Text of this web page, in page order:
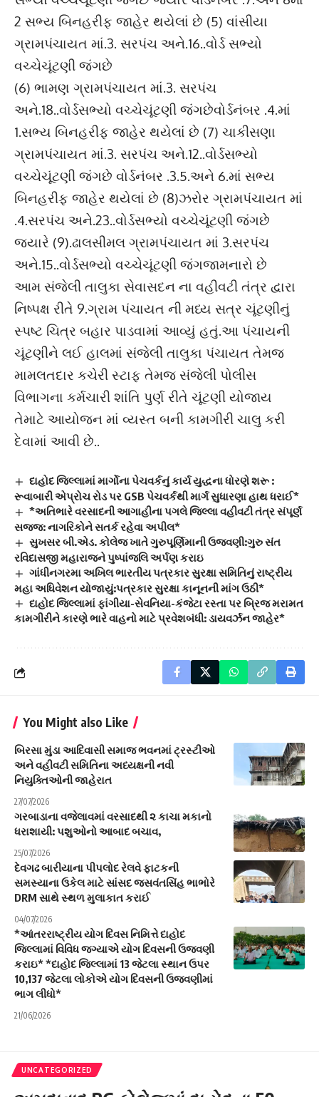
2 સભ્ય બિનહરીફ જાહેર થયેલાં છે (5) વાંસીયા
ગ્રામપંચાયત માં.3. સરપંચ અને.16..વોર્ડ સભ્યો
વચ્ચેચૂંટણી જંગછે
(6) ભામણ ગ્રામપંચાયત માં.3. સરપંચ
અને.18..વોર્ડસભ્યો વચ્ચેચૂંટણી જંગછેવોર્ડનંબર .4.માં
1.સભ્ય બિનહરીફ જાહેર થયેલાં છે (7) ચાકીસણા
ગ્રામપંચાયત માં.3. સરપંચ અને.12..વોર્ડસભ્યો
વચ્ચેચૂંટણી જંગછે વોર્ડનંબર .3.5.અને 6.માં સભ્ય
બિનહરીફ જાહેર થયેલાં છે (8)ઝરોર ગ્રામપંચાયત માં
.4.સરપંચ અને.23..વોર્ડસભ્યો વચ્ચેચૂંટણી જંગછે
જયારે (9).ઢાલસીમલ ગ્રામપંચાયત માં 3.સરપંચ
અને.15..વોર્ડસભ્યો વચ્ચેચૂંટણી જંગજામનારો છે
આમ સંજેલી તાલુકા સેવાસદન ના વહીવટી તંત્ર દ્વારા
નિષ્પક્ષ રીતે 9.ગ્રામ પંચાયત ની મધ્ય સત્ર ચૂંટણીનું
સ્પષ્ટ ચિત્ર બહાર પાડવામાં આવ્યું હતું.આ પંચાયની
ચૂંટણીને લઈ હાલમાં સંજેલી તાલુકા પંચાયત તેમજ
મામલતદાર કચેરી સ્ટાફ તેમજ સંજેલી પોલીસ
વિભાગના કર્મચારી શાંતિ પુર્ણ રીતે ચૂંટણી યોજાય
તેમાટે આયોજન માં વ્યસ્ત બની કામગીરી ચાલુ કરી
દેવામાં આવી છે..
દાહોદ જિલ્લામાં માર્ગોના પેચવર્કનું કાર્ય યુદ્ધના ધોરણે શરૂ :
રૂવાબારી એપ્રોચ રોડ પર GSB પેચવર્કથી માર્ગ સુધારણા હાથ ધરાઈ*
*અતિભારે વરસાદની આગાહીના પગલે જિલ્લા વહીવટી તંત્ર સંપૂર્ણ
સજ્જ: નાગરિકોને સતર્ક રહેવા અપીલ*
સુખસર બી.એડ. કોલેજ ખાતે ગુરુપૂર્ણિમાની ઉજવણી:ગુરુ સંત
રવિદાસજી મહારાજને પુષ્પાંજલિ અર્પણ કરાઇ
ગાંધીનગરમા અખિલ ભારતીય પત્રકાર સુરક્ષા સમિતિનું રાષ્ટ્રીય
મહા અધિવેશન યોજાયું:પત્રકાર સુરક્ષા કાનૂનની માંગ ઉઠી*
દાહોદ જિલ્લામાં ફાંગીયા-સેવનિયા-કંજેટા રસ્તા પર બ્રિજ મરામત
કામગીરીને કારણે ભારે વાહનો માટે પ્રવેશબંધી: ડાયવર્ઝન જાહેર*
You Might also Like
બિરસા મુંડા આદિવાસી સમાજ ભવનમાં ટ્રસ્ટીઓ
અને વહીવટી સમિતિના અધ્યક્ષની નવી
નિયુક્તિઓની જાહેરાત
27/07/2026
ગરબાડાના વજેલાવમાં વરસાદથી ૨ કાચા મકાનો
ધરાશાયી: પશુઓનો આબાદ બચાવ,
25/07/2026
દેવગઢ બારીયાના પીપલોદ રેલવે ફાટકની
સમસ્યાના ઉકેલ માટે સાંસદ જસવંતસિંહ ભાભોરે
DRM સાથે સ્થળ મુલાકાત કરાઈ
04/07/2026
*આંતરરાષ્ટ્રીય યોગ દિવસ નિમિત્તે દાહોદ
જિલ્લામાં વિવિધ જગ્યાએ યોગ દિવસની ઉજવણી
કરાઇ* *દાહોદ જિલ્લામાં 13 જેટલા સ્થાન ઉપર
10,137 જેટલા લોકોએ યોગ દિવસની ઉજવણીમાં
ભાગ લીધો*
21/06/2026
UNCATEGORIZED